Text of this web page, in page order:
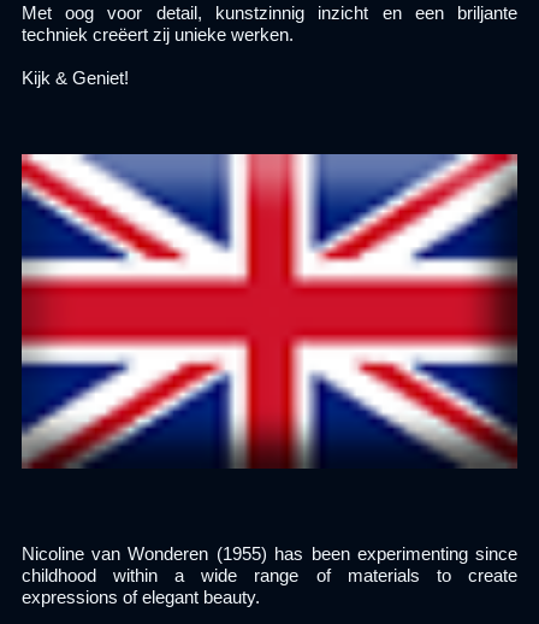
Met oog voor detail, kunstzinnig inzicht en een briljante
techniek creëert zij unieke werken.
Kijk & Geniet!
Nicoline van Wonderen (1955) has been experimenting since
childhood within a wide range of materials to create
expressions of elegant beauty.